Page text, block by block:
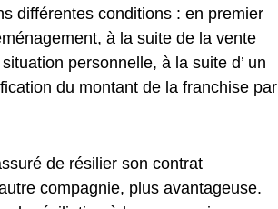
différentes conditions : en premier
à la suite de la vente
personnelle, à la suite d’ un
du montant de la franchise par
de résilier son contrat
compagnie, plus avantageuse.